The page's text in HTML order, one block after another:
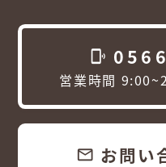
phonelink_ring
営業時間
email お問い